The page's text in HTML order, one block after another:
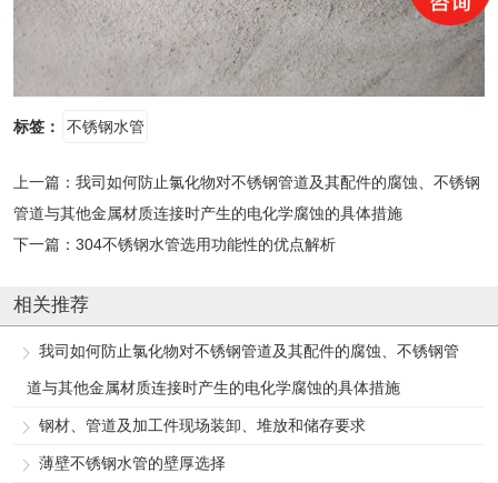
标签： 不锈钢水管
上一篇： 我司如何防止氯化物对不锈钢管道及其配件的腐蚀、不锈钢
管道与其他金属材质连接时产生的电化学腐蚀的具体措施
下一篇： 304不锈钢水管选用功能性的优点解析
相关推荐
我司如何防止氯化物对不锈钢管道及其配件的腐蚀、不锈钢管
道与其他金属材质连接时产生的电化学腐蚀的具体措施
钢材、管道及加工件现场装卸、堆放和储存要求
薄壁不锈钢水管的壁厚选择